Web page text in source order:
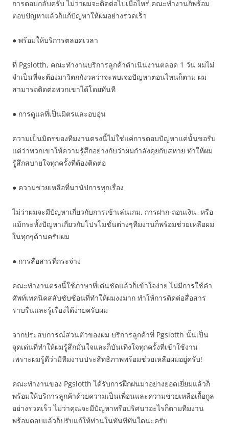
การตอบกลับครับ ไม่ว่าผมจะติดต่อไปเมื่อไหร่ คณะทำงานก็พร้อม
ตอบปัญหาแล้วก็แก้ปัญหาให้ผมอย่างรวดเร็ว
● พร้อมให้บริการตลอดเวลา
ที่ Pgslotth, คณะทำงานบริการลูกค้าดำเนินงานตลอด 1 วัน ผมไม่
จำเป็นที่จะต้องมาวิตกกังวลว่าจะพบเจอปัญหาตอนไหนก็ตาม ผม
สามารถติดต่อพวกเขาได้โดยทันที
● การดูแลที่เป็นมิตรและอบอุ่น
ความเป็นมิตรของทีมงานตรงนี้ไม่ใช่แค่การตอบปัญหาแค่นั้นขอรับ
แต่ว่าพวกเขาให้ความรู้สึกอย่างกับว่าผมกำลังคุยกับสหาย ทำให้ผม
รู้สึกสบายใจทุกครั้งที่ต้องติดต่อ
● ความช่วยเหลือที่นานัปการทุกเรื่อง
ไม่ว่าผมจะมีปัญหาเกี่ยวกับการเข้าเล่นเกม, การฝาก-ถอนเงิน, หรือ
แม้กระทั้งปัญหาเกี่ยวกับโปรโมชั่นต่างๆทีมงานก็พร้อมช่วยเหลือผม
ในทุกๆด้านครับผม
● การสื่อสารที่กระจ่าง
คณะทำงานตรงนี้ใช้ภาษาที่เด่นชัดแล้วก็เข้าใจง่าย ไม่มีการใช้คำ
ศัพท์เทคนิคสลับซับซ้อนที่ทำให้ผมงงมาก ทำให้การติดต่อสื่อสาร
ราบรื่นและรู้เรื่องได้ง่ายครับผม
จากประสบการณ์ส่วนตัวของผม บริการลูกค้าที่ Pgslotth นั้นเป็น
จุดเด่นที่ทำให้ผมรู้สึกมั่นใจและก็บันเทิงใจทุกครั้งที่เข้าใช้งาน
เพราะผมรู้ดีว่ามีทีมงานประสิทธิภาพพร้อมช่วยเหลือผมอยู่ครับ!
คณะทำงานของ Pgslotth ได้รับการฝึกฝนมาอย่างยอดเยี่ยมแล้วก็
พร้อมให้บริการลูกค้าด้วยความเป็นเพื่อนและความช่วยเหลือเกื้อกูล
อย่างรวดเร็ว ไม่ว่าคุณจะมีปัญหาหรือปริศนาอะไรก็ตามทีมงาน
พร้อมตอบแล้วก็ปรับแก้ให้ท่านในทันทีทันใดนะครับ